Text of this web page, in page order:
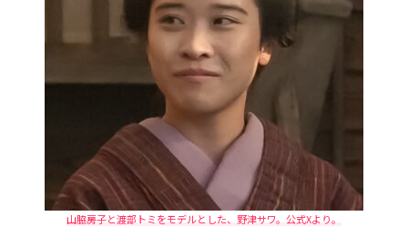
山脇房子と渡部トミをモデルとした、野津サワ。公式Xより。